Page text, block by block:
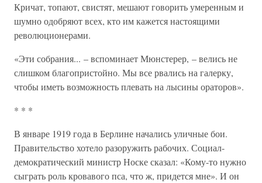
Кричат, топают, свистят, мешают говорить умеренным и
шумно одобряют всех, кто им кажется настоящими
революционерами.
«Эти собрания... – вспоминает Мюнстерер, – велись не
слишком благопристойно. Мы все рвались на галерку,
чтобы иметь возможность плевать на лысины ораторов».
* * *
В январе 1919 года в Берлине начались уличные бои.
Правительство хотело разоружить рабочих. Социал-
демократический министр Носке сказал: «Кому-то нужно
сыграть роль кровавого пса, что ж, придется мне». И он